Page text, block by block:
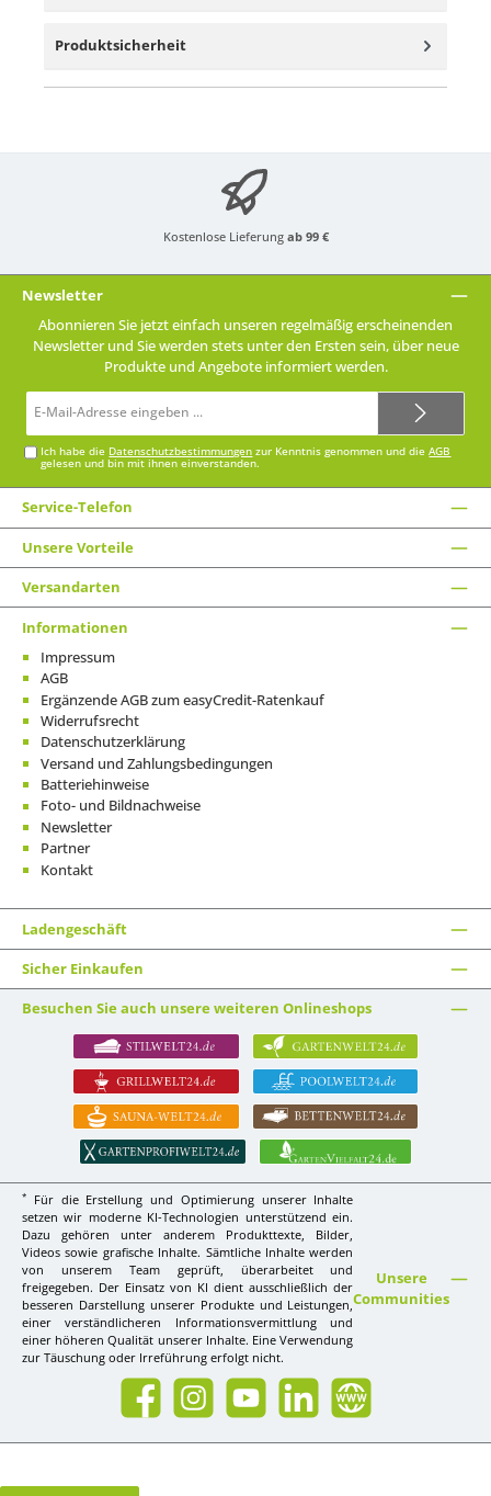
Produktsicherheit
Kostenlose Lieferung ab 99 €
Newsletter
Abonnieren Sie jetzt einfach unseren regelmäßig erscheinenden
Newsletter und Sie werden stets unter den Ersten sein, über neue
Produkte und Angebote informiert werden.
Mail-
Ich habe die Datenschutzbestimmungen zur Kenntnis genommen und dieAGB
gelesen und bin mit ihnen einverstanden.
Service-Telefon
Unsere Vorteile
Versandarten
Informationen
Impressum
AGB
Ergänzende AGB zum easyCredit-Ratenkauf
Widerrufsrecht
Datenschutzerklärung
Versand und Zahlungsbedingungen
Batteriehinweise
Foto- und Bildnachweise
Newsletter
Partner
Kontakt
Ladengeschäft
Sicher Einkaufen
Besuchen Sie auch unsere weiteren Onlineshops
*
Für die Erstellung und Optimierung unserer Inhalte
setzen wir moderne KI-Technologien unterstützend ein.
Dazu gehören unter anderem Produkttexte, Bilder,
Videos sowie grafische Inhalte. Sämtliche Inhalte werden
von unserem Team geprüft, überarbeitet und
freigegeben. Der Einsatz von KI dient ausschließlich der
besseren Darstellung unserer Produkte und Leistungen,
einer verständlicheren Informationsvermittlung und
einer höheren Qualität unserer Inhalte. Eine Verwendung
zur Täuschung oder Irreführung erfolgt nicht.
Unsere
Communities
Facebook InstagramYouTube LinkedIn Website